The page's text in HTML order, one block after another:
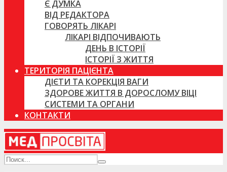
Є ДУМКА
ВІД РЕДАКТОРА
ГОВОРЯТЬ ЛІКАРІ
ЛІКАРІ ВІДПОЧИВАЮТЬ
ДЕНЬ В ІСТОРІЇ
ІСТОРІЇ З ЖИТТЯ
ТЕРИТОРІЯ ПАЦІЄНТА
ДІЄТИ ТА КОРЕКЦІЯ ВАГИ
ЗДОРОВЕ ЖИТТЯ В ДОРОСЛОМУ ВІЦІ
СИСТЕМИ ТА ОРГАНИ
КОНТАКТИ